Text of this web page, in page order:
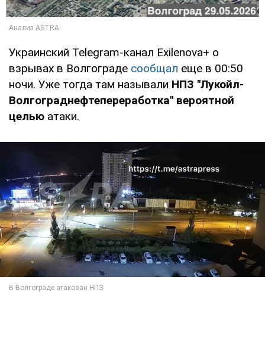
Украинский Telegram-канал Exilenova+ о
взрывах в Волгограде сообщал еще в 00:50
ночи. Уже тогда там называли НПЗ "Лукойл-
Волгограднефтепереработка" вероятной
целью атаки.